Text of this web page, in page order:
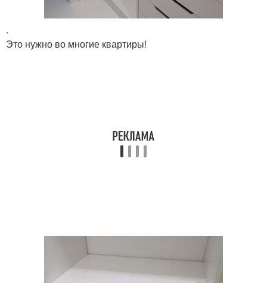
.
Это нужно во многие квартиры!